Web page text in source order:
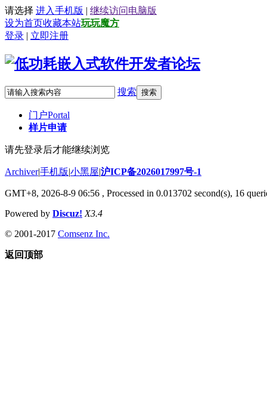
请选择 进入手机版 | 继续访问电脑版
设为首页收藏本站玩玩魔方
登录 | 立即注册
搜索 搜索
门户Portal
样片申请
请先登录后才能继续浏览
Archiver|手机版|小黑屋|沪ICP备2026017997号-1
GMT+8, 2026-8-9 06:56 , Processed in 0.013702 second(s), 16
Powered by Discuz! X3.4
© 2001-2017 Comsenz Inc.
返回顶部